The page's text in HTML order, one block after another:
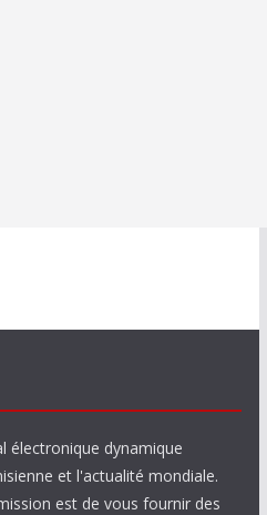
électronique dynamique
et l'actualité mondiale.
est de vous fournir des